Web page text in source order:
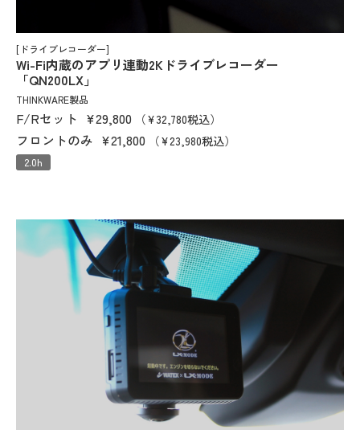
[ドライブレコーダー]
Wi-Fi内蔵のアプリ連動2Kドライブレコーダー
「QN200LX」
THINKWARE製品
F/Rセット ¥29,800 （¥32,780税込）
フロントのみ ¥21,800 （¥23,980税込）
2.0h